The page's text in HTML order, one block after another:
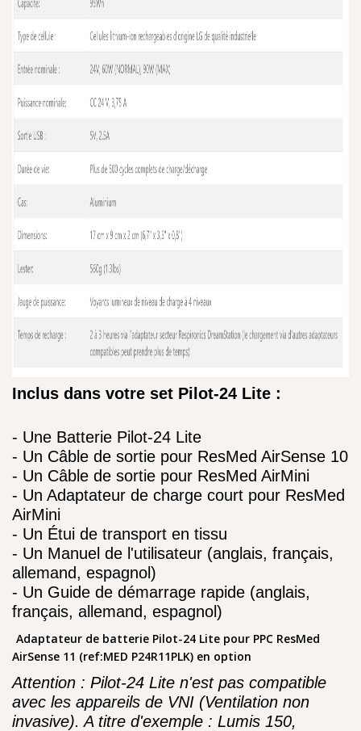
Inclus dans votre set Pilot-24 Lite :
- Une Batterie Pilot-24 Lite
- Un Câble de sortie pour ResMed AirSense 10
- Un Câble de sortie pour ResMed AirMini
- Un Adaptateur de charge court pour ResMed
AirMini
- Un Étui de transport en tissu
- Un Manuel de l'utilisateur (anglais, français,
allemand, espagnol)
- Un Guide de démarrage rapide (anglais,
français, allemand, espagnol)
Adaptateur de batterie Pilot-24 Lite pour PPC ResMed
AirSense 11 (ref:MED P24R11PLK) en option
Attention : Pilot-24 Lite n'est pas compatible
avec les appareils de VNI (Ventilation non
invasive). A titre d'exemple : Lumis 150,